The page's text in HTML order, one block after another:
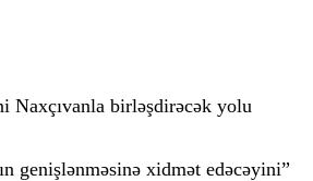
Naxçıvanla birləşdirəcək yolu
genişlənməsinə xidmət edəcəyini”